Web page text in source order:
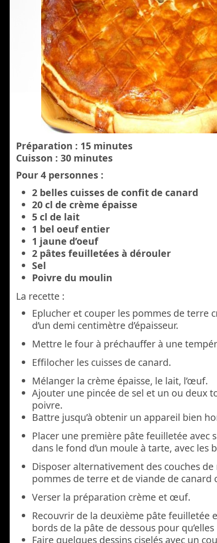
Préparation : 15 minutes
Cuisson : 30 minutes
Pour 4 personnes :
2 belles cuisses de confit de canard
20 cl de crème épaisse
5 cl de lait
1 bel oeuf entier
1 jaune d’oeuf
2 pâtes feuilletées à dérouler
Sel
Poivre du moulin
La recette :
Eplucher et couper les pommes de terre
d’un demi centimètre d’épaisseur.
Mettre le four à préchauffer à une
Effilocher les cuisses de canard.
Mélanger la crème épaisse, le lait, l’œuf.
Ajouter une pincée de sel et un ou deux
poivre.
Battre jusqu’à obtenir un appareil bien
Placer une première pâte feuilletée avec
dans le fond d’un moule à tarte, avec les
Disposer alternativement des couches
pommes de terre et de viande de canard
Verser la préparation crème et œuf.
Recouvrir de la deuxième pâte feuilletée
bords de la pâte de dessous pour
Faire quelques dessins ciselés avec un